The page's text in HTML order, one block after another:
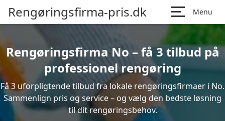
Rengøringsfirma-pris.dk Menu
Rengøringsfirma No – få 3 tilbud på
professionel rengøring
Få 3 uforpligtende tilbud fra lokale rengøringsfirmaer i No.
Sammenlign pris og service – og vælg den bedste løsning
til dit rengøringsbehov.